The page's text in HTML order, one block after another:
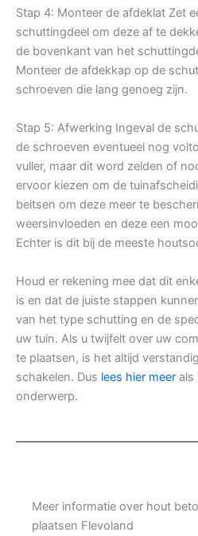
Stap 4: Monteer de afdeklat Zet
schuttingdeel om deze af te
de bovenkant van het
Monteer de afdekkap op de
schroeven die lang genoeg zijn.
Stap 5: Afwerking Ingeval de
de schroeven eventueel nog
vuller, maar dit word zelden of
ervoor kiezen om de
beitsen om deze meer te
weersinvloeden en deze een
Echter is dit bij de meeste
Houd er rekening mee dat dit
is en dat de juiste stappen
van het type schutting en de
uw tuin. Als u twijfelt over uw
te plaatsen, is het altijd
schakelen. Dus lees hier meer als
onderwerp.
Meer informatie over hout
plaatsen Flevoland